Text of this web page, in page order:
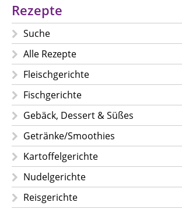
Rezepte
Suche
Alle Rezepte
Fleischgerichte
Fischgerichte
Gebäck, Dessert & Süßes
Getränke/Smoothies
Kartoffelgerichte
Nudelgerichte
Reisgerichte